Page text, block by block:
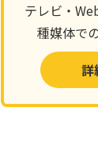
テレビ・
種媒体で
詳